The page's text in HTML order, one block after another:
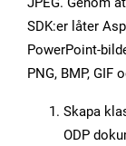
SDK:er låter
PowerPoint-
PNG, BMP, GIF
Skapa
ODP